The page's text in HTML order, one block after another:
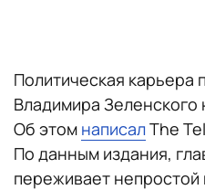
Политическая карьера
Владимира Зеленского
Об этом написалThe
По данным издания,
переживает